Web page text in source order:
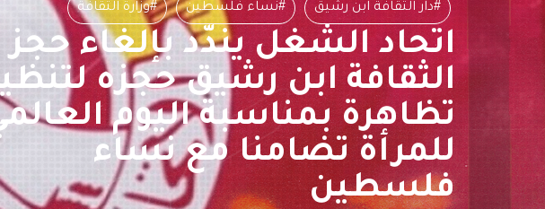
#دار الثقافة ابن رشيق #نساء فلسطين #وزارة الثقافة
اتحاد الشغل يندّد بإلغاء حجز
الثقافة ابن رشيق حجزه
تظاهرة بمناسبة اليوم
للمرأة تضامنا مع نساء
فلسطين